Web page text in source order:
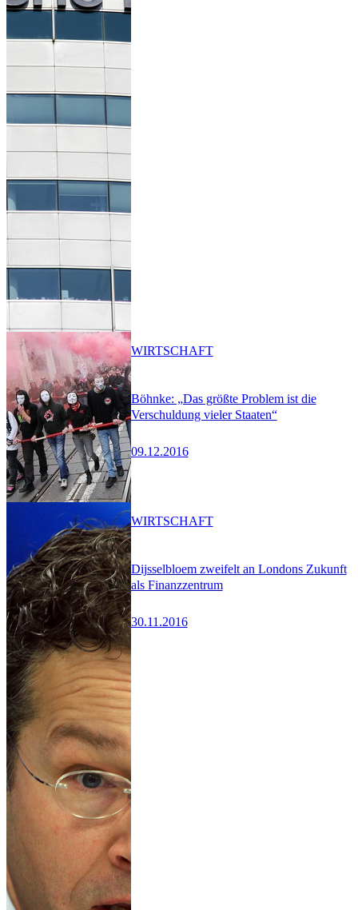
Böhnke: „Das größte Problem ist die
Verschuldung vieler Staaten“
09.12.2016
WIRTSCHAFT
Dijsselbloem zweifelt an Londons Zukunft
als Finanzzentrum
30.11.2016
WIRTSCHAFT